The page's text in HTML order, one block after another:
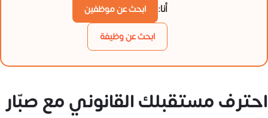
أنا:
ابحث عن موظفين
ابحث عن وظيفة
احترف مستقبلك القانوني مع صبّار